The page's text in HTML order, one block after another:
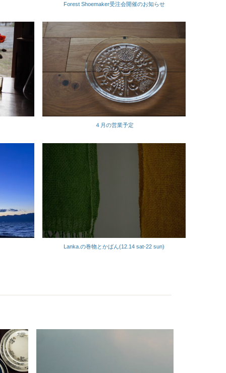
Forest Shoemaker受注会開催のお知らせ
４月の営業予定
Lanka.の巻物とかばん(12.14 sat-22 sun)